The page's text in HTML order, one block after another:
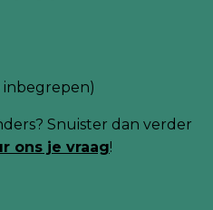
inbegrepen)
Snuister dan verder
ons je vraag!